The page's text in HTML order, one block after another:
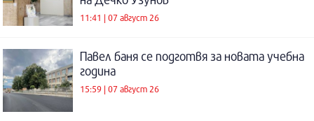
11:41 | 07 август 26
Павел баня се подготвя за новата учебна
година
15:59 | 07 август 26